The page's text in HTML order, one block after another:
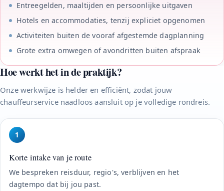
Entreegelden, maaltijden en persoonlijke uitgaven
Hotels en accommodaties, tenzij expliciet opgenomen
Activiteiten buiten de vooraf afgestemde dagplanning
Grote extra omwegen of avondritten buiten afspraak
Hoe werkt het in de praktijk?
Onze werkwijze is helder en efficiënt, zodat jouw
chauffeurservice naadloos aansluit op je volledige rondreis.
1
Korte intake van je route
We bespreken reisduur, regio's, verblijven en het
dagtempo dat bij jou past.